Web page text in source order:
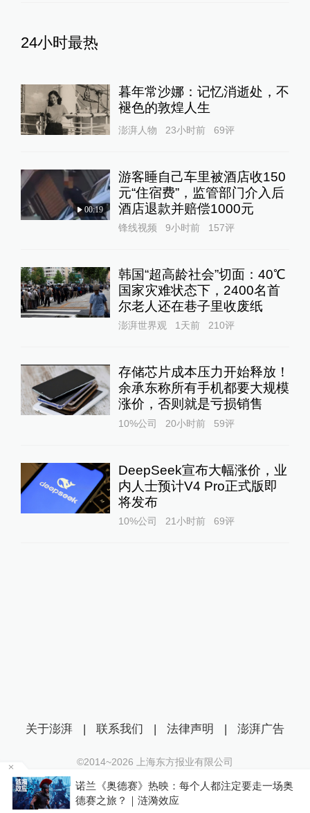
24小时最热
暮年常沙娜：记忆消逝处，不
褪色的敦煌人生
澎湃人物 23小时前 69评
00:19
游客睡自己车里被酒店收150
元“住宿费”，监管部门介入后
酒店退款并赔偿1000元
锋线视频 9小时前 157评
韩国“超高龄社会”切面：40℃
国家灾难状态下，2400名首
尔老人还在巷子里收废纸
澎湃世界观 1天前 210评
存储芯片成本压力开始释放！
余承东称所有手机都要大规模
涨价，否则就是亏损销售
10%公司 20小时前 59评
DeepSeek宣布大幅涨价，业
内人士预计V4 Pro正式版即
将发布
10%公司 21小时前 69评
诺兰《奥德赛》热映：每个人都注定要走一场奥
德赛之旅？｜涟漪效应
关于澎湃 | 联系我们 | 法律声明 | 澎湃广告
©2014~2026 上海东方报业有限公司
沪ICP证：沪B2-20170116 | 沪ICP备14003370号
互联网新闻信息服务许可证：31120170006